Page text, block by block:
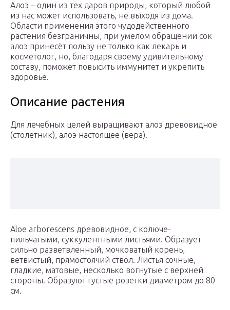
Алоэ – один из тех даров природы, который любой
из нас может использовать, не выходя из дома.
Области применения этого чудодейственного
растения безграничны, при умелом обращении сок
алоэ принесёт пользу не только как лекарь и
косметолог, но, благодаря своему удивительному
составу, поможет повысить иммунитет и укрепить
здоровье.
Описание растения
Для лечебных целей выращивают алоэ древовидное
(столетник), алоэ настоящее (вера).
Aloe arborescens древовидное, с колюче-
пильчатыми, суккулентными листьями. Образует
сильно разветвленный, мочковатый корень,
ветвистый, прямостоячий ствол. Листья сочные,
гладкие, матовые, несколько вогнутые с верхней
стороны. Образуют густые розетки диаметром до 80
см.